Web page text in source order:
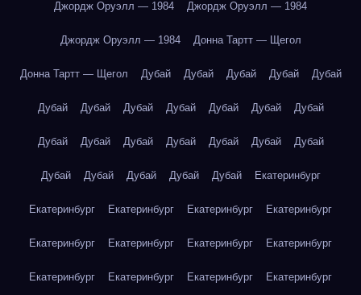
Джордж Оруэлл — 1984 Джордж Оруэлл — 1984
Джордж Оруэлл — 1984 Донна Тартт — Щегол
Донна Тартт — Щегол Дубай Дубай Дубай Дубай Дубай
Дубай Дубай Дубай Дубай Дубай Дубай Дубай
Дубай Дубай Дубай Дубай Дубай Дубай Дубай
Дубай Дубай Дубай Дубай Дубай Екатеринбург
Екатеринбург Екатеринбург Екатеринбург Екатеринбург
Екатеринбург Екатеринбург Екатеринбург Екатеринбург
Екатеринбург Екатеринбург Екатеринбург Екатеринбург